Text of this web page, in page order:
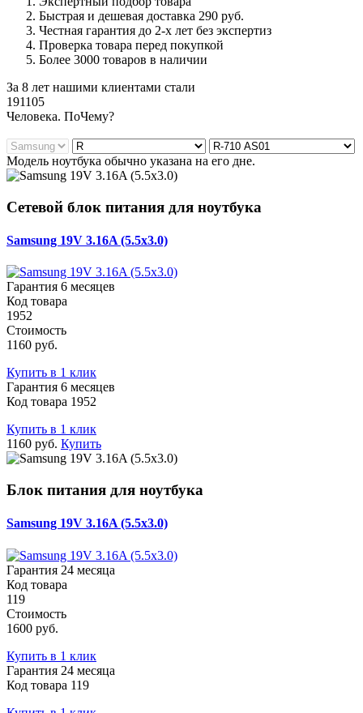
Быстрая и дешевая доставка 290 руб.
Честная гарантия до 2-х лет без экспертиз
Проверка товара перед покупкой
Более 3000 товаров в наличии
За 8 лет нашими клиентами стали
191105
Человека. ПоЧему?
Модель ноутбука обычно указана на его дне.
Сетевой блок питания для ноутбука
Samsung 19V 3.16A (5.5x3.0)
Гарантия 6 месяцев
Код товара
1952
Стоимость
1160 руб.
Купить в 1 клик
Гарантия 6 месяцев
Код товара 1952
Купить в 1 клик
1160 руб. Купить
Блок питания для ноутбука
Samsung 19V 3.16A (5.5x3.0)
Гарантия 24 месяца
Код товара
119
Стоимость
1600 руб.
Купить в 1 клик
Гарантия 24 месяца
Код товара 119